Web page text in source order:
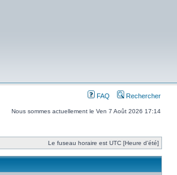
FAQ Rechercher
Nous sommes actuellement le Ven 7 Août 2026 17:14
Le fuseau horaire est UTC [Heure d’été]